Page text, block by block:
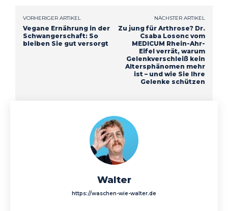
VORHERIGER ARTIKEL
Vegane Ernährung in der
Schwangerschaft: So
bleiben Sie gut versorgt
NÄCHSTER ARTIKEL
Zu jung für Arthrose? Dr.
Csaba Losonc vom
MEDICUM Rhein-Ahr-
Eifel verrät, warum
Gelenkverschleiß kein
Altersphänomen mehr
ist – und wie Sie Ihre
Gelenke schützen
Walter
https://waschen-wie-walter.de